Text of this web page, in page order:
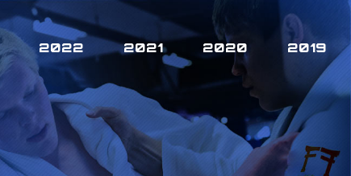
2022 2021 2020 2019